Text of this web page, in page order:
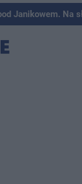
Janikowem. Na